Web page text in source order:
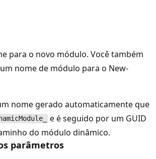
para o novo módulo. Você também
nome de módulo para o New-
nome gerado automaticamente que
e é seguido por um GUID
do módulo dinâmico.
parâmetros